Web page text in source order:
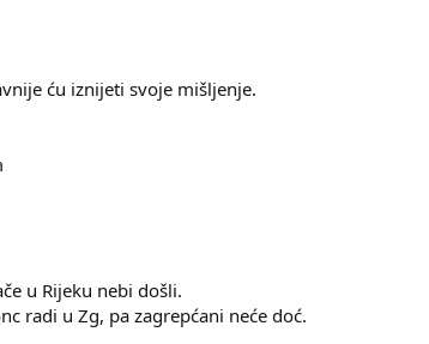
ću iznijeti svoje mišljenje.
u Rijeku nebi došli.
radi u Zg, pa zagrepćani neće doć.